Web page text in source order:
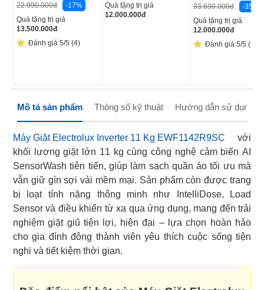
22.990.000đ
-17%
Quà tặng trị giá
13.500.000đ
Đánh giá 5/5 (4)
Quà tặng trị giá
12.000.000đ
33.690.000đ
-35%
Quà tặng trị giá
12.000.000đ
Đánh giá 5/5 (6)
Mô tả sản phẩm Thông số kỹ thuật Hướng dẫn sử dụng
Máy Giặt Electrolux Inverter 11 Kg EWF1142R9SC với
khối lượng giặt lớn 11 kg cùng công nghệ cảm biến AI
SensorWash tiên tiến, giúp làm sạch quần áo tối ưu mà
vẫn giữ gìn sợi vải mềm mại. Sản phẩm còn được trang
bị loạt tính năng thông minh như IntelliDose, Load
Sensor và điều khiển từ xa qua ứng dụng, mang đến trải
nghiệm giặt giũ tiện lợi, hiện đại – lựa chọn hoàn hảo
cho gia đình đông thành viên yêu thích cuộc sống tiện
nghi và tiết kiệm thời gian.